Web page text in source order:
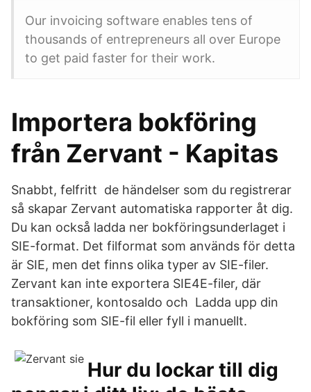
Our invoicing software enables tens of
thousands of entrepreneurs all over Europe
to get paid faster for their work.
Importera bokföring
från Zervant - Kapitas
Snabbt, felfritt de händelser som du registrerar
så skapar Zervant automatiska rapporter åt dig.
Du kan också ladda ner bokföringsunderlaget i
SIE-format. Det filformat som används för detta
är SIE, men det finns olika typer av SIE-filer.
Zervant kan inte exportera SIE4E-filer, där
transaktioner, kontosaldo och Ladda upp din
bokföring som SIE-fil eller fyll i manuellt.
Hur du lockar till dig